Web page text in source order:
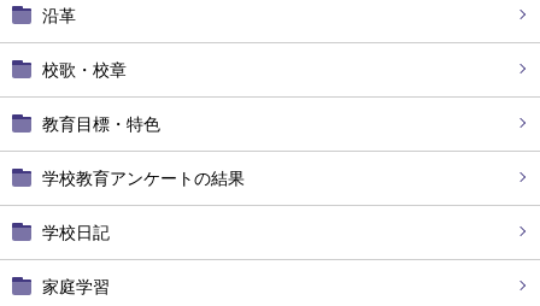
沿革
校歌・校章
教育目標・特色
学校教育アンケートの結果
学校日記
家庭学習